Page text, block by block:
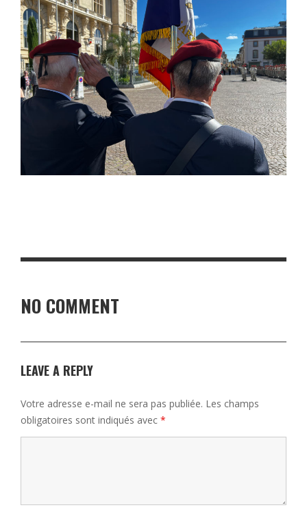
NO COMMENT
LEAVE A REPLY
Votre adresse e-mail ne sera pas publiée. Les champs
obligatoires sont indiqués avec *